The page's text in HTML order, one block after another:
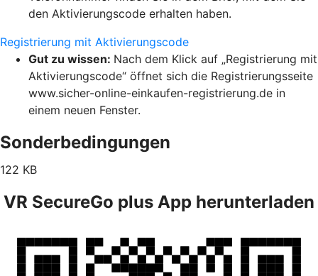
den Aktivierungscode erhalten haben.
Registrierung mit Aktivierungscode
Gut zu wissen: Nach dem Klick auf „Registrierung mit
Aktivierungscode“ öffnet sich die Registrierungsseite
www.sicher-online-einkaufen-registrierung.de in
einem neuen Fenster.
Sonderbedingungen
122 KB
VR SecureGo plus App herunterladen